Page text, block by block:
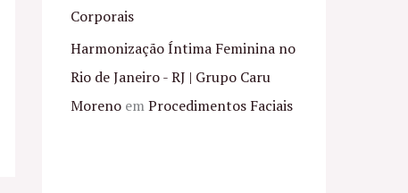
Corporais
Harmonização Íntima Feminina no
Rio de Janeiro - RJ | Grupo Caru
Moreno emProcedimentos Faciais